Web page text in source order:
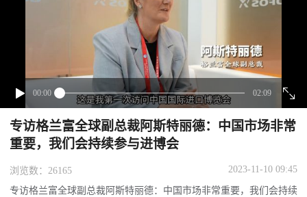
00:00 02:09
下拉刷新
专访格兰富全球副总裁阿斯特丽德：中国市场非常
重要，我们会持续参与进博会
浏览数：26165 2023-11-10 09:45
专访格兰富全球副总裁阿斯特丽德：中国市场非常重要，我们会持续